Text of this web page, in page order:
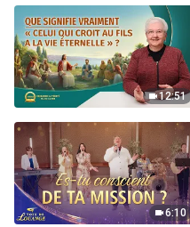
12:51
6:10